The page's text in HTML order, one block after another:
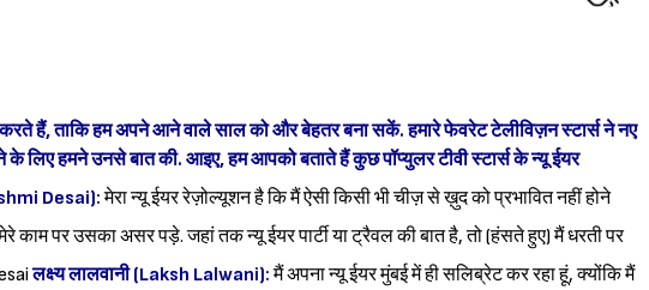
हैं, ताकि हम अपने आने वाले साल को और बेहतर बना सकें. हमारे फेवरेट टेलीविज़न स्टार्स ने नए
लिए हमने उनसे बात की. आइए, हम आपको बताते हैं कुछ पॉप्युलर टीवी स्टार्स के न्यू ईयर
Desai): मेरा न्यू ईयर रेज़ोल्यूशन है कि मैं ऐसी किसी भी चीज़ से ख़ुद को प्रभावित नहीं होने
काम पर उसका असर पड़े. जहां तक न्यू ईयर पार्टी या ट्रैवल की बात है, तो (हंसते हुए) मैं धरती पर
लक्ष्य लालवानी (Laksh Lalwani):मैं अपना न्यू ईयर मुंबई में ही सलिब्रेट कर रहा हूं, क्योंकि मैं